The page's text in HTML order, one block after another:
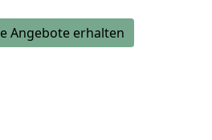
Angebote erhalten